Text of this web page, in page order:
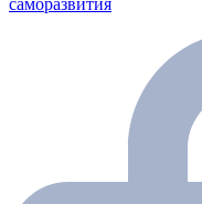
саморазвития